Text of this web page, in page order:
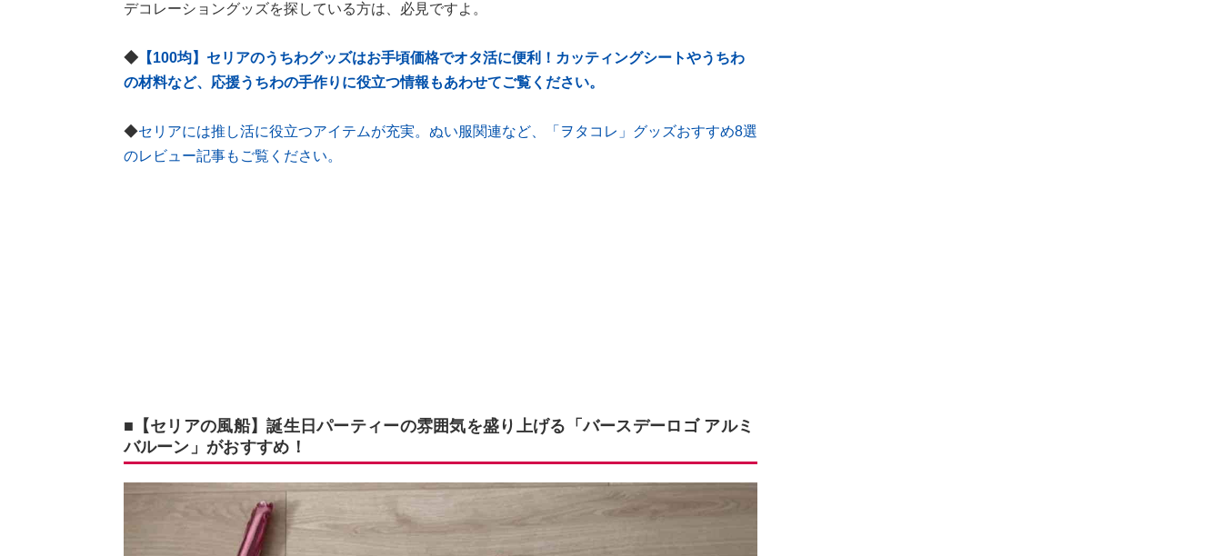
デコレーショングッズを探している方は、必見ですよ。
◆【100均】セリアのうちわグッズはお手頃価格でオタ活に便利！カッティングシートやうちわ
の材料など、応援うちわの手作りに役立つ情報もあわせてご覧ください。
◆セリアには推し活に役立つアイテムが充実。ぬい服関連など、「ヲタコレ」グッズおすすめ8選
のレビュー記事もご覧ください。
■【セリアの風船】誕生日パーティーの雰囲気を盛り上げる「バースデーロゴ アルミ
バルーン」がおすすめ！